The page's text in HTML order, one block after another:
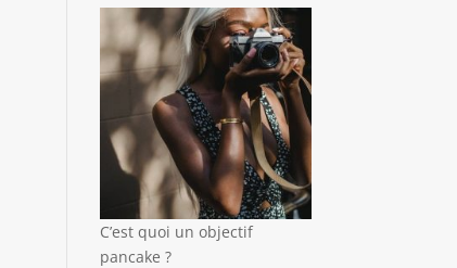
C’est quoi un objectif
pancake ?